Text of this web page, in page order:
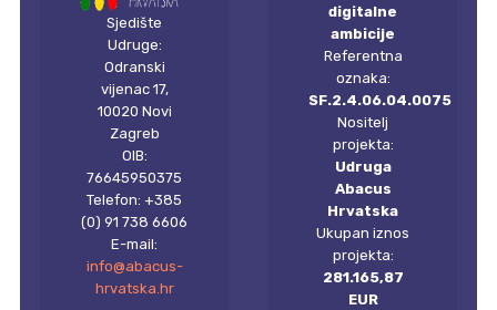
Sjedište
Udruge:
Odranski
vijenac 17,
10020 Novi
Zagreb
OIB:
76645950375
Telefon: +385
(0) 91 738 6606
E-mail:
info@abacus-
hrvatska.hr
digitalne
ambicije
Referentna
oznaka:
SF.2.4.06.04.0075
Nositelj
projekta:
Udruga
Abacus
Hrvatska
Ukupan iznos
projekta:
281.165,87
EUR